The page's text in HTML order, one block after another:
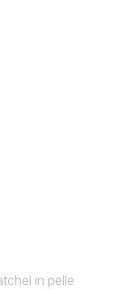
in pelle